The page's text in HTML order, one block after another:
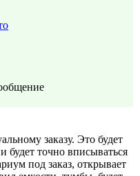
заказу. Это будет
будет точно вписываться
под заказ, открывает